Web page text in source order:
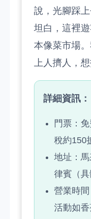
說，光腳踩
坦白，這裡
本像菜市場
上人擠人，
詳細資訊：
門票：
稅約150
地址：
律賓（具
營業時
活動如